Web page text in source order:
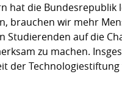
hat die
brauchen wir mehr
auf die
zu machen.
der